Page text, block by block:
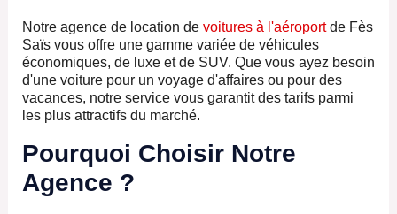
Notre agence de location de voitures à l'aéroportde Fès
Saïs vous offre une gamme variée de véhicules
économiques, de luxe et de SUV. Que vous ayez besoin
d'une voiture pour un voyage d'affaires ou pour des
vacances, notre service vous garantit des tarifs parmi
les plus attractifs du marché.
Pourquoi Choisir Notre
Agence ?